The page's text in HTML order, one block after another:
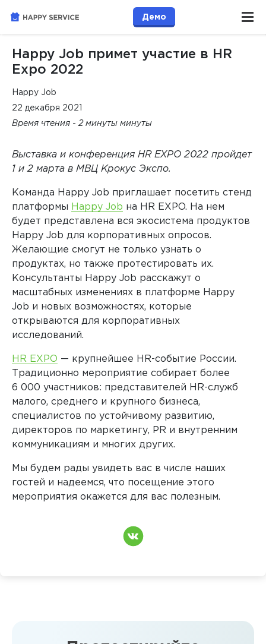
Демо
Happy Job примет участие в HR
Expo 2022
Happy Job
22 декабря 2021
Время чтения - 2 минуты минуты
Выставка и конференция HR EXPO 2022 пройдет
1 и 2 марта в МВЦ Крокус Экспо.
Команда Happy Job приглашает посетить стенд
платформы Happy Job на HR EXPO. На нем
будет представлена вся экосистема продуктов
Happy Job для корпоративных опросов.
Желающие смогут не только узнать о
продуктах, но также протестировать их.
Консультанты Happy Job расскажут о
масштабных изменениях в платформе Happy
Job и новых возможностях, которые
открываются для корпоративных
исследований.
HR EXPO — крупнейшее HR-событие России.
Традиционно мероприятие собирает более
6 000 участников: представителей HR-служб
малого, среднего и крупного бизнеса,
специалистов по устойчивому развитию,
директоров по маркетингу, PR и внутренним
коммуникациям и многих других.
Мы будем рады увидеть вас в числе наших
гостей и надеемся, что посещение этого
мероприятия окажется для вас полезным.